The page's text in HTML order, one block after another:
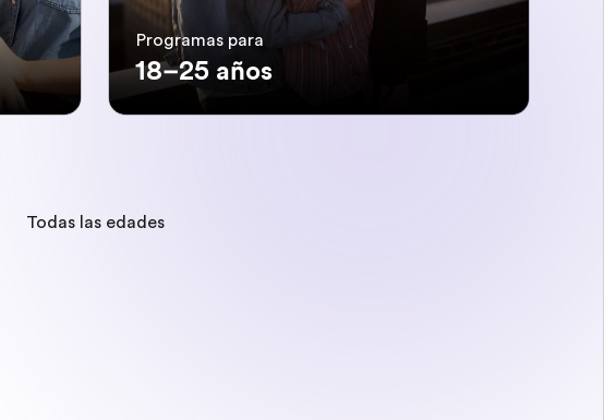
Programas para
18–25 años
Todas las edades